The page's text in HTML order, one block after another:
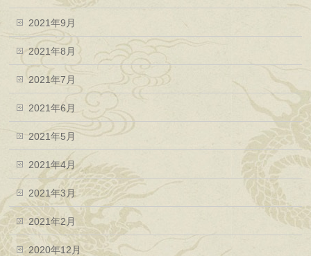
2021年9月
2021年8月
2021年7月
2021年6月
2021年5月
2021年4月
2021年3月
2021年2月
2020年12月